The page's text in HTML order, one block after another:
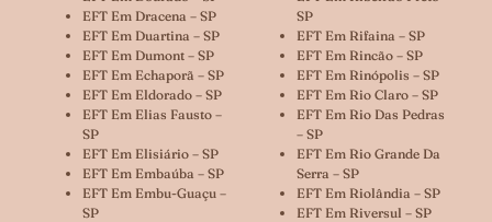
EFT Em Dracena – SP
EFT Em Duartina – SP
EFT Em Dumont – SP
EFT Em Echaporã – SP
EFT Em Eldorado – SP
EFT Em Elias Fausto –
SP
EFT Em Elisiário – SP
EFT Em Embaúba – SP
EFT Em Embu-Guaçu –
SP
SP
EFT Em Rifaina – SP
EFT Em Rincão – SP
EFT Em Rinópolis – SP
EFT Em Rio Claro – SP
EFT Em Rio Das Pedras
– SP
EFT Em Rio Grande Da
Serra – SP
EFT Em Riolândia – SP
EFT Em Riversul – SP